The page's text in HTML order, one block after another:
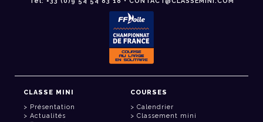
CLASSE MINI
Présentation
Actualités
COURSES
Calendrier
Classement mini